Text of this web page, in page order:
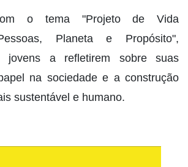
o tema "Projeto de Vida
Planeta e Propósito",
jovens a refletirem sobre suas
na sociedade e a construção
sustentável e humano.